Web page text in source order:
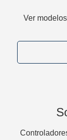
Ver